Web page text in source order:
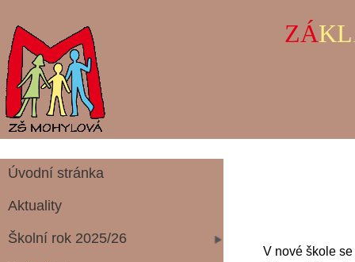
ZÁKL
Úvodní stránka
Aktuality
Školní rok 2025/26
V nové škole